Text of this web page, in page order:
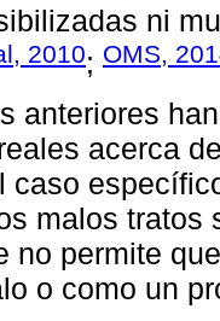
ni
2010; OMS,
anteriores
acerca
caso
malos tratos
no permite
o como un